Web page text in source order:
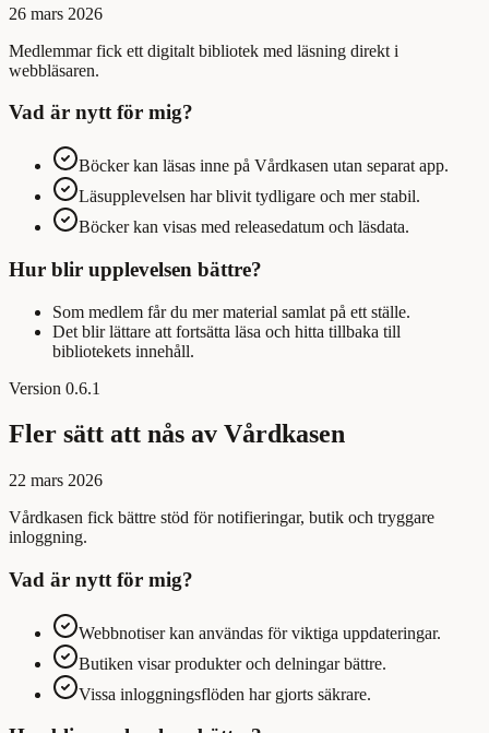
26 mars 2026
Medlemmar fick ett digitalt bibliotek med läsning direkt i
webbläsaren.
Vad är nytt för mig?
Böcker kan läsas inne på Vårdkasen utan separat app.
Läsupplevelsen har blivit tydligare och mer stabil.
Böcker kan visas med releasedatum och läsdata.
Hur blir upplevelsen bättre?
Som medlem får du mer material samlat på ett ställe.
Det blir lättare att fortsätta läsa och hitta tillbaka till
bibliotekets innehåll.
Version 0.6.1
Fler sätt att nås av Vårdkasen
22 mars 2026
Vårdkasen fick bättre stöd för notifieringar, butik och tryggare
inloggning.
Vad är nytt för mig?
Webbnotiser kan användas för viktiga uppdateringar.
Butiken visar produkter och delningar bättre.
Vissa inloggningsflöden har gjorts säkrare.